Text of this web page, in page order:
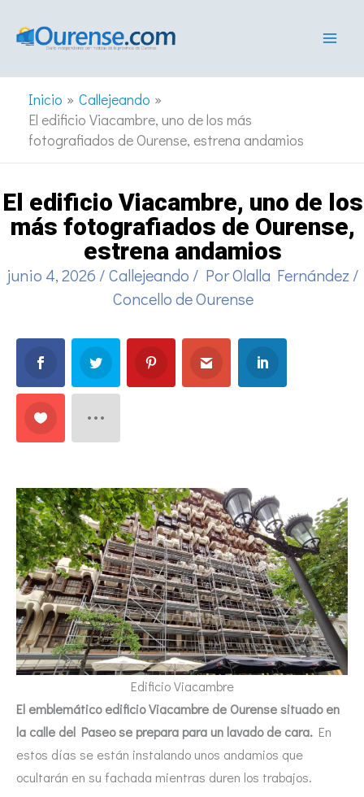
Inicio
Callejeando
El edificio Viacambre, uno de los más
fotografiados de Ourense, estrena andamios
El edificio Viacambre, uno de los
más fotografiados de Ourense,
estrena andamios
junio 4, 2026 /Callejeando / PorOlalla Fernández /
Concello de Ourense
Edificio Viacambre
El emblemático edificio Viacambre de Ourense situado en
la calle del Paseo se prepara para un lavado de cara. En
estos días se están instalando unos andamios que
ocultarán en su fachada mientras duren los trabajos.